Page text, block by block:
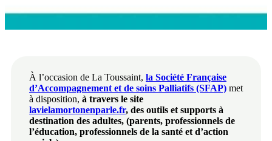
À l’occasion de La Toussaint, la Société Française
d’Accompagnement et de soins Palliatifs (SFAP) met
à disposition, à travers le site
lavielamortonenparle.fr, des outils et supports à
destination des adultes, (parents, professionnels de
l’éducation, professionnels de la santé et d’action